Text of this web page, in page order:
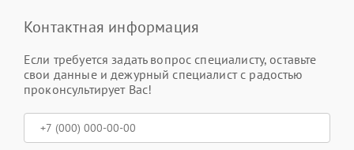
Контактная информация
Если требуется задать вопрос специалисту, оставьте
свои данные и дежурный специалист с радостью
проконсультирует Вас!